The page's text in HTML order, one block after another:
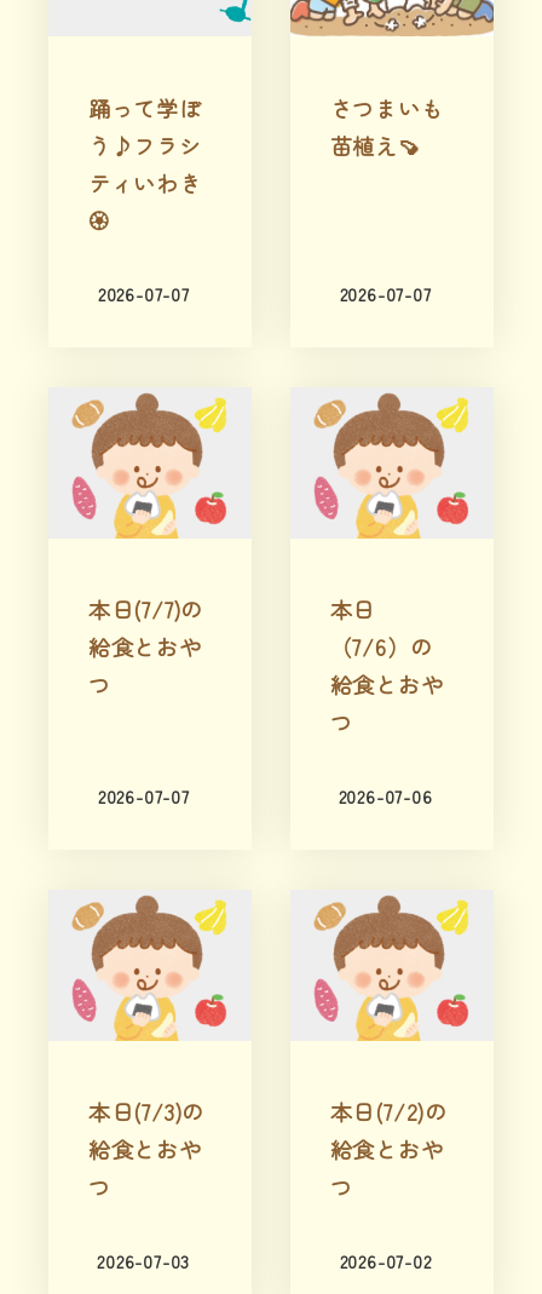
踊って学ぼ
う♪フラシ
ティいわき
🏵️
2026-07-07
さつまいも
苗植え🍠
2026-07-07
本日(7/7)の
給食とおや
つ
2026-07-07
本日
（7/6）の
給食とおや
つ
2026-07-06
本日(7/3)の
給食とおや
つ
2026-07-03
本日(7/2)の
給食とおや
つ
2026-07-02